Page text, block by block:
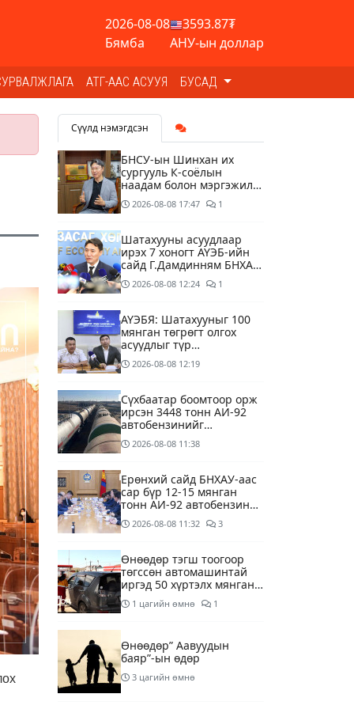
2026-08-08
Бямба
3593.87₮
АНУ-ын доллар
АТГ-ААС АСУУЯ БУСАД
Сүүлд нэмэгдсэн
БНСУ-ын Шинхан их
сургууль К-соёлын
наадам болон мэргэжилд
суурилсан боловсролын
сайн дурын хөтөлбөрийг
2026-08-08 17:47 1
Шатахууны асуудлаар
ирэх 7 хоногт АҮЭБ-ийн
сайд Г.Дамдинням БНХАУ-
д томилолтоор ажиллана
2026-08-08 12:24 1
АҮЭБЯ: Шатахууныг 100
мянган төгрөгт олгох
асуудлыг түр
хойшлууллаа
2026-08-08 12:19
Сүхбаатар боомтоор орж
ирсэн 3448 тонн АИ-92
автобензинийг
агуулахуудад буулгах
ажлыг зохион байгуулж
2026-08-08 11:38
Ерөнхий сайд БНХАУ-аас
сар бүр 12-15 мянган
тонн АИ-92 автобензин
тогтмол нийлүүлэх хүсэлт
тавилаа
2026-08-08 11:32 3
Өнөөдөр тэгш тоогоор
төгссөн автомашинтай
иргэд 50 хүртэлх мянган
төгрөгөнд БЕНЗИН авна
1 цагийн өмнө 1
Өнөөдөр” Аавуудын
баяр”-ын өдөр
3 цагийн өмнө